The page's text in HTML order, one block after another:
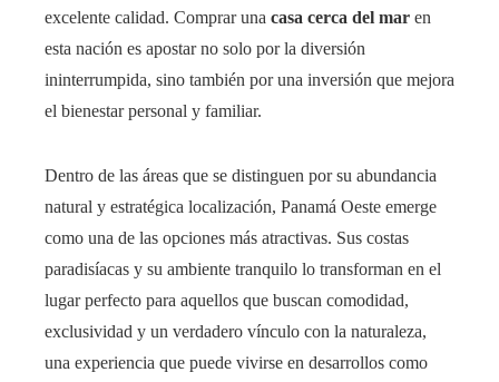
excelente calidad. Comprar una casa cerca del mar en
esta nación es apostar no solo por la diversión
ininterrumpida, sino también por una inversión que mejora
el bienestar personal y familiar.
Dentro de las áreas que se distinguen por su abundancia
natural y estratégica localización, Panamá Oeste emerge
como una de las opciones más atractivas. Sus costas
paradisíacas y su ambiente tranquilo lo transforman en el
lugar perfecto para aquellos que buscan comodidad,
exclusividad y un verdadero vínculo con la naturaleza,
una experiencia que puede vivirse en desarrollos como